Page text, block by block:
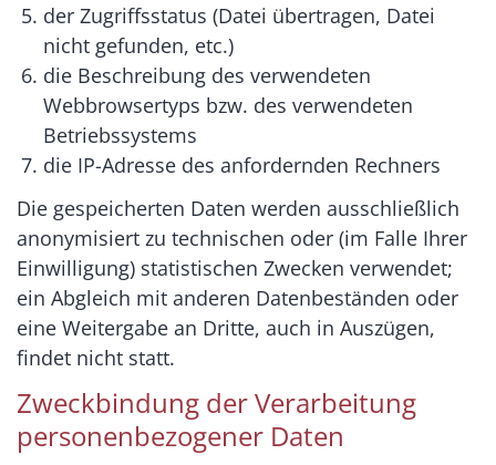
der Zugriffsstatus (Datei übertragen, Datei
nicht gefunden, etc.)
die Beschreibung des verwendeten
Webbrowsertyps bzw. des verwendeten
Betriebssystems
die IP-Adresse des anfordernden Rechners
Die gespeicherten Daten werden ausschließlich
anonymisiert zu technischen oder (im Falle Ihrer
Einwilligung) statistischen Zwecken verwendet;
ein Abgleich mit anderen Datenbeständen oder
eine Weitergabe an Dritte, auch in Auszügen,
findet nicht statt.
Zweckbindung der Verarbeitung
personenbezogener Daten